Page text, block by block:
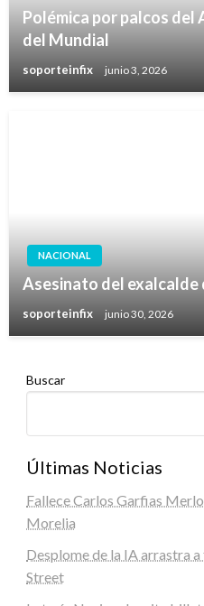
Polémica por palcos del
del Mundial
soporteinfix junio 3, 2026
NACIONAL
Asesinato del exalcalde
soporteinfix junio 30, 2026
Buscar
Últimas Noticias
Fallece Carlos Garfias
Morelia
Desplome de la IA arrastra
Street